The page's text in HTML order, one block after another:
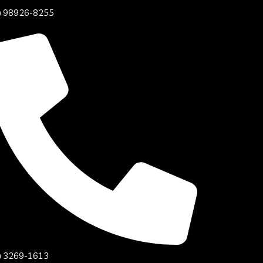
98926-8255
3269-1613